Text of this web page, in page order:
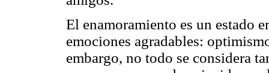
El enamoramiento es un estado
emociones agradables:
embargo, no todo se considera